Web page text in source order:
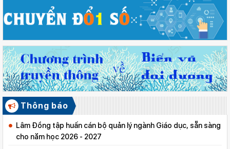
Thông báo
Lâm Đồng tập huấn cán bộ quản lý ngành Giáo dục, sẵn sàng
cho năm học 2026 - 2027